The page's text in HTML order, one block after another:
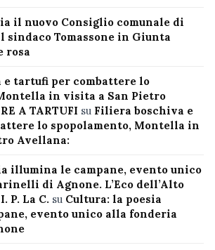
il nuovo Consiglio comunale di
Tomassone in Giunta
rosa
e tartufi per combattere lo
in visita a San Pietro
A TARTUFI su Filiera boschiva e
lo spopolamento, Montella in
Avellana:
illumina le campane, evento unico
di Agnone. L’Eco dell’Alto
P. La C. su Cultura: la poesia
evento unico alla fonderia